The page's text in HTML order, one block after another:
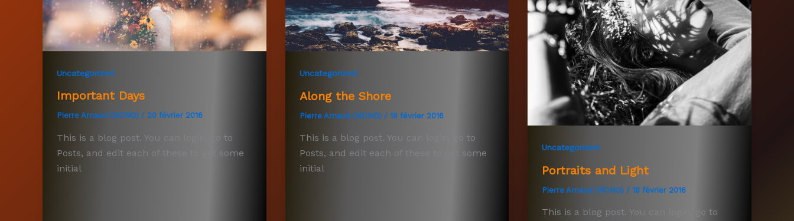
Uncategorized
Important Days
Pierre Arnaud (NONO) / 20 février 2016
This is a blog post. You can login, go to
Posts, and edit each of these to get some
initial
Uncategorized
Along the Shore
Pierre Arnaud (NONO) / 19 février 2016
This is a blog post. You can login, go to
Posts, and edit each of these to get some
initial
Uncategorized
Portraits and Light
Pierre Arnaud (NONO) /18 février 2016
This is a blog post. You can login, go to